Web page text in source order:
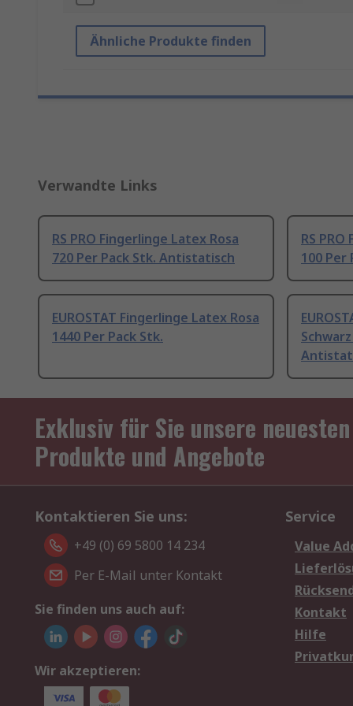
Ähnliche Produkte finden
Verwandte Links
RS PRO Fingerlinge Latex Rosa
720 Per Pack Stk. Antistatisch
RS
100
EUROSTAT Fingerlinge Latex Rosa
1440 Per Pack Stk.
Exklusiv für Sie unsere neuesten
Produkte und Angebote
Kontaktieren Sie uns:
+49 (0) 69 5800 14 234
Per E-Mail unter Kontakt
Sie finden uns auch auf:
Wir akzeptieren:
Service
Value
Kontakt
Hilfe